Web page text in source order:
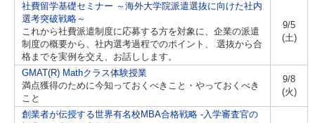
社費留学基礎セミナー ～海外大学院派遣選抜に向けた社内
選考突破戦略～
これから社費派遣制度に応募する方を対象に、企業の派遣
制度の概要から、社内選考過程でのポイント、 選抜から合
格までを実例を交え、お話しします。
9/5
(土)
GMAT(R) Mathクラス体験授業
満点獲得のために今知っておくべきこと・やっておくべき
こと
9/8
(火)
創業者が伝授する世界有名校MBA合格戦略 -入学審査官の